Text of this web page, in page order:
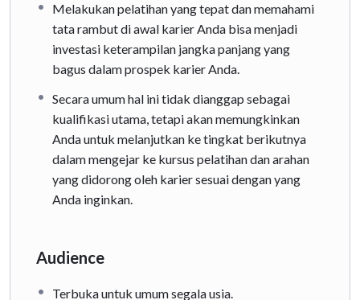
Melakukan pelatihan yang tepat dan memahami
tata rambut di awal karier Anda bisa menjadi
investasi keterampilan jangka panjang yang
bagus dalam prospek karier Anda.
Secara umum hal ini tidak dianggap sebagai
kualifikasi utama, tetapi akan memungkinkan
Anda untuk melanjutkan ke tingkat berikutnya
dalam mengejar ke kursus pelatihan dan arahan
yang didorong oleh karier sesuai dengan yang
Anda inginkan.
Audience
Terbuka untuk umum segala usia.